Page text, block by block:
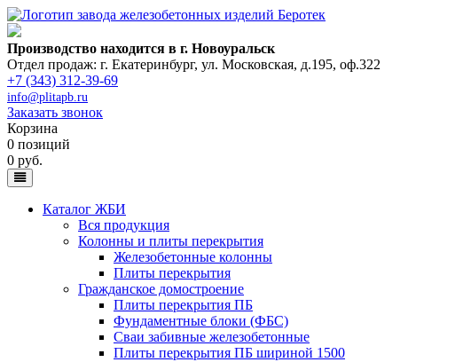
Производство находится в г. Новоуральск
Отдел продаж: г. Екатеринбург, ул. Московская, д.195, оф.322
+7 (343) 312-39-69
info@plitapb.ru
Заказать звонок
Корзина
0 позиций
0 руб.
Каталог ЖБИ
Вся продукция
Колонны и плиты перекрытия
Железобетонные колонны
Плиты перекрытия
Гражданское домостроение
Плиты перекрытия ПБ
Фундаментные блоки (ФБС)
Сваи забивные железобетонные
Плиты перекрытия ПБ шириной 1500